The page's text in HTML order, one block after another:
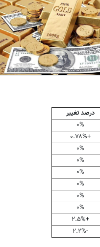
درصد تغییر
۰%
+۰.۷۸%
۰%
۰%
۰%
۰%
۰%
۰%
+۲.۵%
-۲.۲%